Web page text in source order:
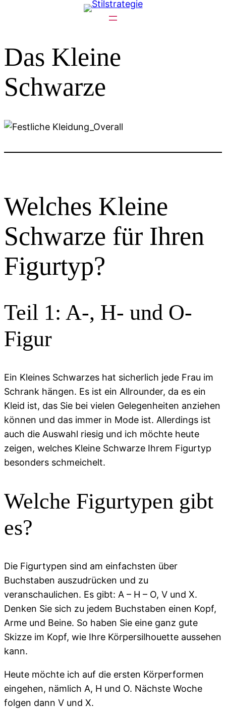
Das Kleine
Schwarze
Welches Kleine
Schwarze für Ihren
Figurtyp?
Teil 1: A-, H- und O-
Figur
Ein Kleines Schwarzes hat sicherlich jede Frau im
Schrank hängen. Es ist ein Allrounder, da es ein
Kleid ist, das Sie bei vielen Gelegenheiten anziehen
können und das immer in Mode ist. Allerdings ist
auch die Auswahl riesig und ich möchte heute
zeigen, welches Kleine Schwarze Ihrem Figurtyp
besonders schmeichelt.
Welche Figurtypen gibt
es?
Die Figurtypen sind am einfachsten über
Buchstaben auszudrücken und zu
veranschaulichen. Es gibt: A – H – O, V und X.
Denken Sie sich zu jedem Buchstaben einen Kopf,
Arme und Beine. So haben Sie eine ganz gute
Skizze im Kopf, wie Ihre Körpersilhouette aussehen
kann.
Heute möchte ich auf die ersten Körperformen
eingehen, nämlich A, H und O. Nächste Woche
folgen dann V und X.